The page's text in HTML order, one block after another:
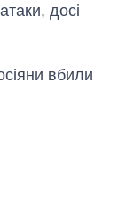
досі
вбили